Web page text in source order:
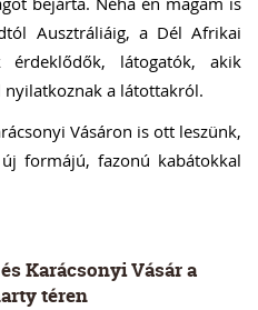
Ausztráliáig, a Dél Afrikai
érdeklődők, látogatók, akik
nyilatkoznak a látottakról.
Vásáron is ott leszünk,
formájú, fazonú kabátokkal
Karácsonyi Vásár a
téren